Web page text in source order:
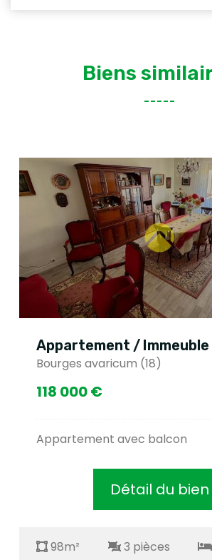
Biens
Appartement / Immeuble
Bourges avaricum (18)
118 000 €
Appartement avec balcon
Détail du bien
98m² 3 pièces